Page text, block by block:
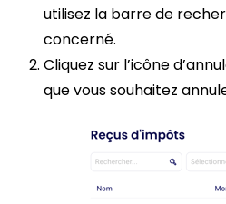
utilisez la barre de
concerné.
Cliquez sur l’icône
que vous souhaitez